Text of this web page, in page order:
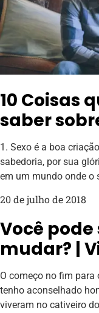
10 Coisas
saber
1. Sexo é a boa
sabedoria, por sua
em um mundo onde o
20 de julho de 2018
Você
mudar? |
O começo no fim
tenho aconselhado
viveram no cativeiro